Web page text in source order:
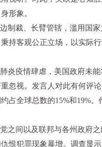
形象。
制裁、长臂管辖，滥用国
持客观公正立场，以实际
炎疫情肆虐，美国政府未
忽视。发言人对此有何评论
占全球总数的15%和19%
之间以及联邦与各州政府
恨犯罪现象暴增。调查显